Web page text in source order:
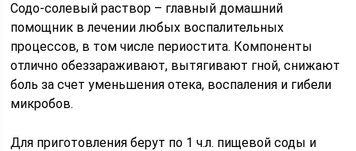
Содо-солевый раствор – главный домашний
помощник в лечении любых воспалительных
процессов, в том числе периостита. Компоненты
отлично обеззараживают, вытягивают гной, снижают
боль за счет уменьшения отека, воспаления и гибели
микробов.
Для приготовления берут по 1 ч.л. пищевой соды и